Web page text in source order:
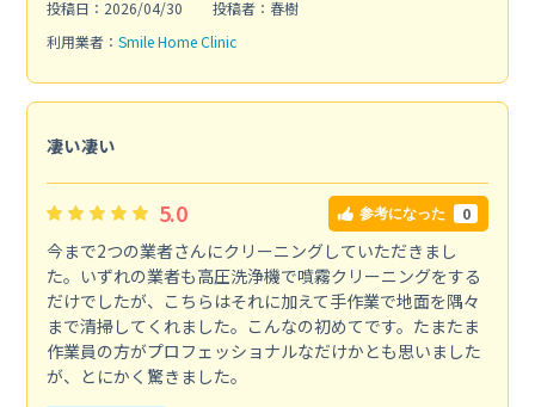
投稿日：2026/04/30
投稿者：春樹
利用業者： Smile Home Clinic
凄い凄い
5.0 参考になった 0
今まで2つの業者さんにクリーニングしていただきまし
た。いずれの業者も高圧洗浄機で噴霧クリーニングをする
だけでしたが、こちらはそれに加えて手作業で地面を隅々
まで清掃してくれました。こんなの初めてです。たまたま
作業員の方がプロフェッショナルなだけかとも思いました
が、とにかく驚きました。